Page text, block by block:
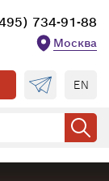
734-91-88
Москва
EN